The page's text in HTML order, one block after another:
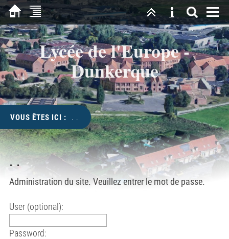
Lycée de l'Europe -
Dunkerque
VOUS ÊTES ICI : . .
. .
Administration du site. Veuillez entrer le mot de passe.
User (optional):
Password: